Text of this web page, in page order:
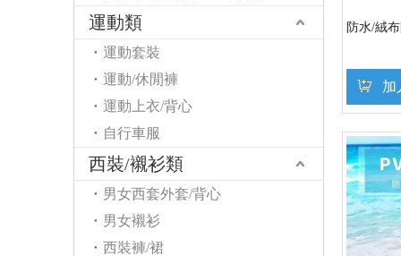
運動類
運動套裝
運動/休閒褲
運動上衣/背心
自行車服
西裝/襯衫類
男女西套外套/背心
男女襯衫
西裝褲/裙
防水/絨
加